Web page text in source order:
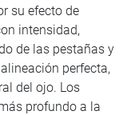
su efecto de
intensidad,
de las pestañas y
perfecta,
del ojo. Los
profundo a la